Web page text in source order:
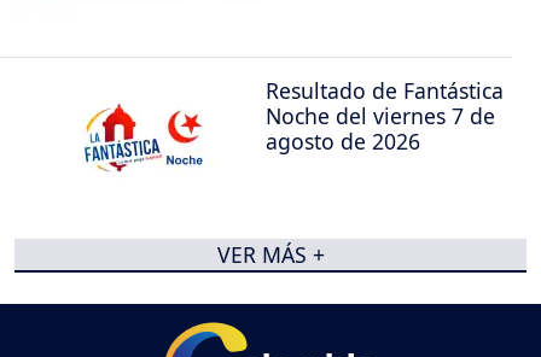
Resultado de Fantástica
Noche del viernes 7 de
agosto de 2026
VER MÁS +